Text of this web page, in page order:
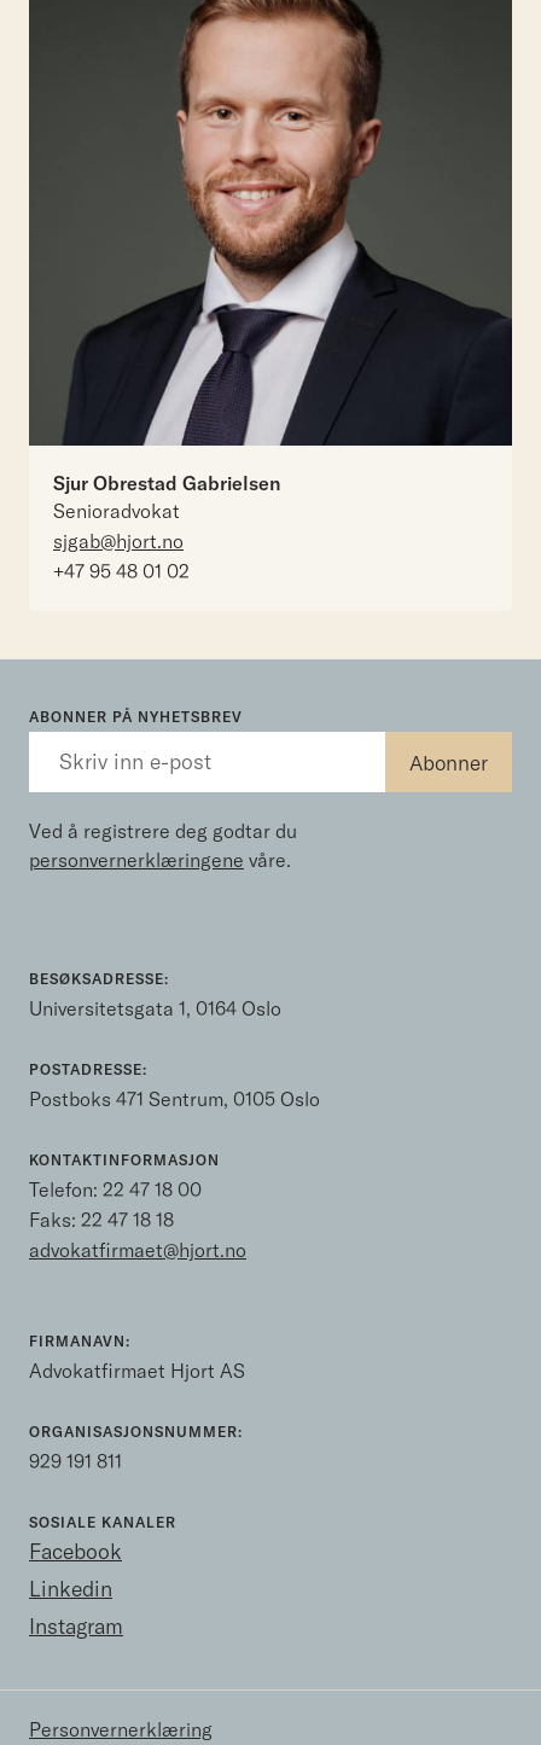
Sjur Obrestad Gabrielsen
Senioradvokat
sjgab@hjort.no
+47 95 48 01 02
ABONNER PÅ NYHETSBREV
Ved å registrere deg godtar du
personvernerklæringene våre.
BESØKSADRESSE:
Universitetsgata 1, 0164 Oslo
POSTADRESSE:
Postboks 471 Sentrum, 0105 Oslo
KONTAKTINFORMASJON
Telefon: 22 47 18 00
Faks: 22 47 18 18
advokatfirmaet@hjort.no
FIRMANAVN:
Advokatfirmaet Hjort AS
ORGANISASJONSNUMMER:
929 191 811
SOSIALE KANALER
Facebook
Linkedin
Instagram
Personvernerklæring